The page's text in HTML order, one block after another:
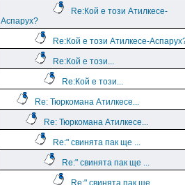
Re:Кой е този Атилкесе-
Аспарух?
Re:Кой е този Атилкесе-
Re:Кой е този...
Re:Кой е този...
Re: Тюркомана Атилкесе...
Re: Тюркомана Атилкесе...
Re:" свинята пак ще ...
Re:" свинята пак ще ...
Re:" свинята пак ще ...